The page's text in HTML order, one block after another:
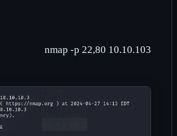
nmap -p 22,80 10.10.103